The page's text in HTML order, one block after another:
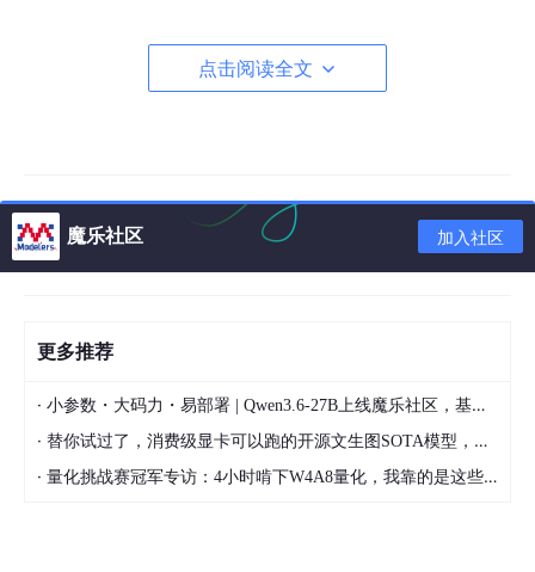
看上面的内容，说的是containerd.io >= 1.2.2-3 ，意思就是 cont
ainerd.io 的版本必须大于等于 1.2.2-3
2、如果不想降低docker 版本，那么就更新 containerd.io 的版本
然后重新安装最新版本的docker 即可成功安装
点击阅读全文
魔乐社区 加入社区
更多推荐
· 小参数・大码力・易部署 | Qwen3.6-27B上线魔乐社区，基于昇腾的部署教程来了
· 替你试过了，消费级显卡可以跑的开源文生图SOTA模型，顶级渲染、高密度文本绘图
· 量化挑战赛冠军专访：4小时啃下W4A8量化，我靠的是这些经验